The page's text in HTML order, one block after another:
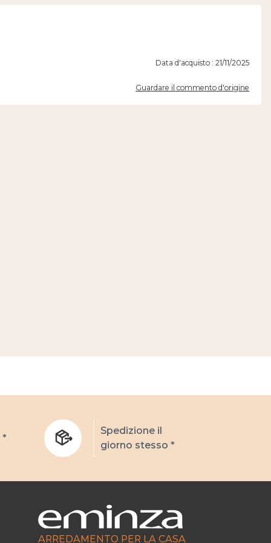
Data d'acquisto : 21/11/2025
Guardare il commento d'origine
*
Spedizione il
giorno stesso *
ARREDAMENTO PER LA CASA